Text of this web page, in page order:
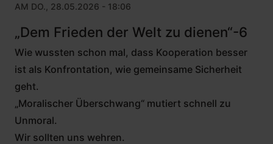
AM DO., 28.05.2026 - 18:06
„Dem Frieden der Welt zu dienen“-6
Wie wussten schon mal, dass Kooperation besser
ist als Konfrontation, wie gemeinsame Sicherheit
geht.
„Moralischer Überschwang“ mutiert schnell zu
Unmoral.
Wir sollten uns wehren.